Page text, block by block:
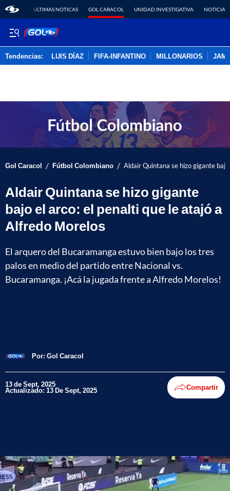
ÚLTIMAS NOTICAS GOL CARACOL UNIDAD INVESTIGATIVA NOTICIAS
Tendencias: LUIS DÍAZ FIFA-INFANTINO MILLONARIOS
Gol Caracol / Fútbol Colombiano / Aldair Quintana se hizo gigante
Aldair Quintana se hizo gigante
bajo el arco: el penalti que le atajó a
Alfredo Morelos
El arquero del Bucaramanga estuvo bien bajo los tres
palos en medio del partido entre Nacional vs.
Bucaramanga. ¡Acá la jugada frente a Alfredo Morelos!
Por: Gol Caracol
13 de Sept, 2025
Actualizado: 13 De Sept, 2025 Compartir